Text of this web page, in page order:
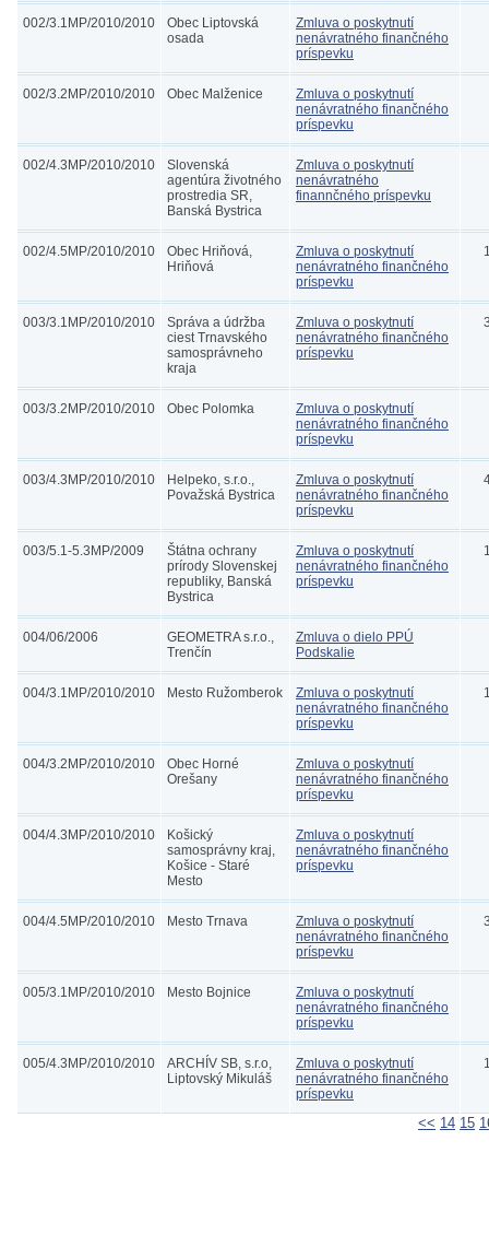
002/3.1MP/2010/2010
Obec Liptovská
osada
Zmluva o poskytnutí
nenávratného finančného
príspevku
002/3.2MP/2010/2010 Obec Malženice
Zmluva o poskytnutí
nenávratného finančného
príspevku
002/4.3MP/2010/2010
Slovenská
agentúra životného
prostredia SR,
Banská Bystrica
Zmluva o poskytnutí
nenávratného
finannčného príspevku
002/4.5MP/2010/2010
Obec Hriňová,
Hriňová
Zmluva o poskytnutí
nenávratného finančného
príspevku
003/3.1MP/2010/2010
Správa a údržba
ciest Trnavského
samosprávneho
kraja
Zmluva o poskytnutí
nenávratného finančného
príspevku
003/3.2MP/2010/2010 Obec Polomka
Zmluva o poskytnutí
nenávratného finančného
príspevku
003/4.3MP/2010/2010
Helpeko, s.r.o.,
Považská Bystrica
Zmluva o poskytnutí
nenávratného finančného
príspevku
003/5.1-5.3MP/2009
Štátna ochrany
prírody Slovenskej
republiky, Banská
Bystrica
Zmluva o poskytnutí
nenávratného finančného
príspevku
004/06/2006
GEOMETRA s.r.o.,
Trenčín
Zmluva o dielo PPÚ
Podskalie
004/3.1MP/2010/2010 Mesto Ružomberok
Zmluva o poskytnutí
nenávratného finančného
príspevku
004/3.2MP/2010/2010
Obec Horné
Orešany
Zmluva o poskytnutí
nenávratného finančného
príspevku
004/4.3MP/2010/2010
Košický
samosprávny kraj,
Košice - Staré
Mesto
Zmluva o poskytnutí
nenávratného finančného
príspevku
004/4.5MP/2010/2010 Mesto Trnava
Zmluva o poskytnutí
nenávratného finančného
príspevku
005/3.1MP/2010/2010 Mesto Bojnice
Zmluva o poskytnutí
nenávratného finančného
príspevku
005/4.3MP/2010/2010
ARCHÍV SB, s.r.o,
Liptovský Mikuláš
Zmluva o poskytnutí
nenávratného finančného
príspevku
<< 14 15